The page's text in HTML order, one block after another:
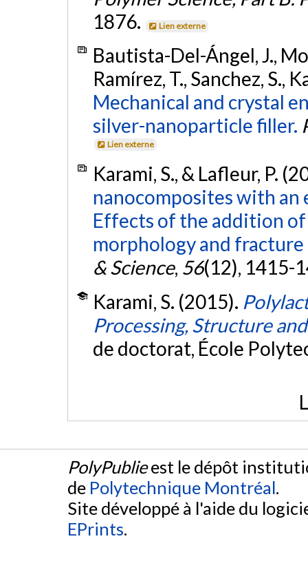
1876.
Lien externe
Bautista-Del-Ángel, J.,
Ramírez, T., Sanchez, S.,
Mechanical and crystal
silver-nanoparticle filler.
Lien externe
Karami, S., & Lafleur, P.
nanocomposites with
Effects of the addition
morphology and fracture
& Science, 56(12), 1415-
Karami, S. (2015).
Processing, Structure
de doctorat, École
PolyPublieest le dépôt
de Polytechnique Montréal.
Site développé à l'aide du
EPrints.